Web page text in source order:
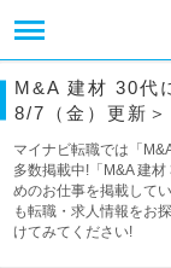
M&A 建材 30代
8/7（金）更新＞
マイナビ転職では「
多数掲載中!「M&A 建
めのお仕事を掲載して
も転職・求人情報をお
けてみてください!